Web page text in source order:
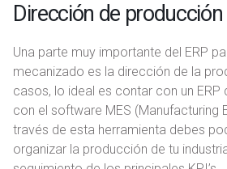
Dirección de producción
Una parte muy importante del ERP
mecanizado es la dirección de la
casos, lo ideal es contar con un
con el software MES (Manufacturing
través de esta herramienta debes
organizar la producción de tu